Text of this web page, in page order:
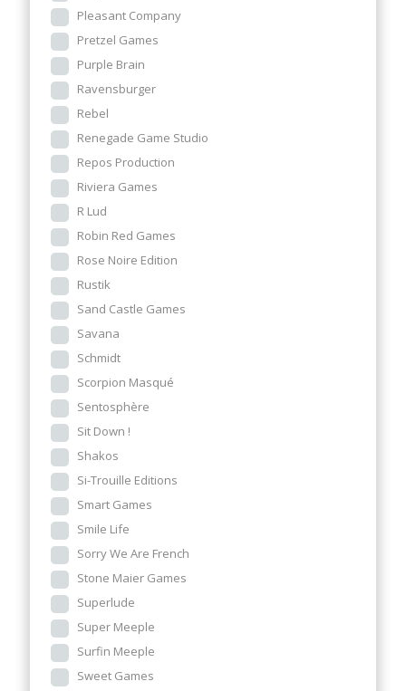
Pleasant Company
Pretzel Games
Purple Brain
Ravensburger
Rebel
Renegade Game Studio
Repos Production
Riviera Games
R Lud
Robin Red Games
Rose Noire Edition
Rustik
Sand Castle Games
Savana
Schmidt
Scorpion Masqué
Sentosphère
Sit Down !
Shakos
Si-Trouille Editions
Smart Games
Smile Life
Sorry We Are French
Stone Maier Games
Superlude
Super Meeple
Surfin Meeple
Sweet Games